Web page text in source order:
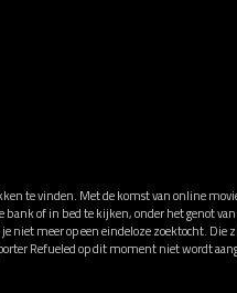
te vinden. Met de komst van online
bank of in bed te kijken, onder het genot
niet meer op een eindeloze zoektocht. Die
Refueled op dit moment niet wordt